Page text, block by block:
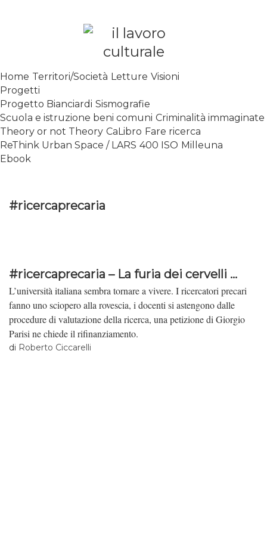
SPALANCARE LE FINESTRE DEI
CONTEMPORANEO
Home Territori/Società Letture Visioni
Progetti
Progetto Bianciardi Sismografie
Scuola e istruzione beni comuni Criminalità immaginate
Theory or not Theory CaLibro Fare ricerca
ReThink Urban Space / LARS 400 ISO Milleuna
Ebook
#ricercaprecaria
#ricercaprecaria – La furia dei cervelli ...
L’università italiana sembra tornare a vivere. I ricercatori precari
fanno uno sciopero alla rovescia, i docenti si astengono dalle
procedure di valutazione della ricerca, una petizione di Giorgio
Parisi ne chiede il rifinanziamento.
di Roberto Ciccarelli